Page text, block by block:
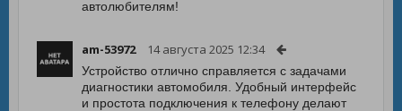
автолюбителям!
am-53972 14 августа 2025 12:34
Устройство отлично справляется с задачами
диагностики автомобиля. Удобный интерфейс
и простота подключения к телефону делают